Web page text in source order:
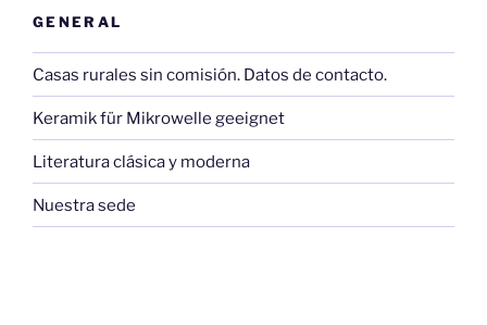
GENERAL
Casas rurales sin comisión. Datos de contacto.
Keramik für Mikrowelle geeignet
Literatura clásica y moderna
Nuestra sede